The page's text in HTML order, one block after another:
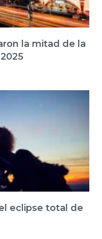
la mitad de la
eclipse total de